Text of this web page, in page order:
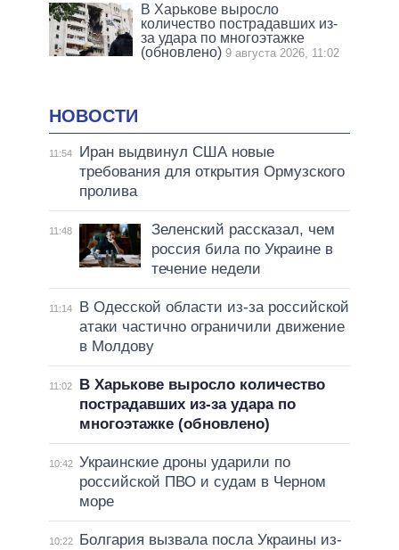
В Харькове выросло
количество пострадавших из-
за удара по многоэтажке
(обновлено) 9 августа 2026, 11:02
НОВОСТИ
11:54
Иран выдвинул США новые
требования для открытия Ормузского
пролива
11:48
Зеленский рассказал, чем
россия била по Украине в
течение недели
11:14
В Одесской области из-за российской
атаки частично ограничили движение
в Молдову
11:02
В Харькове выросло количество
пострадавших из-за удара по
многоэтажке (обновлено)
10:42 Украинские дроны ударили по
российской ПВО и судам в Черном
море
10:22
Болгария вызвала посла Украины из-